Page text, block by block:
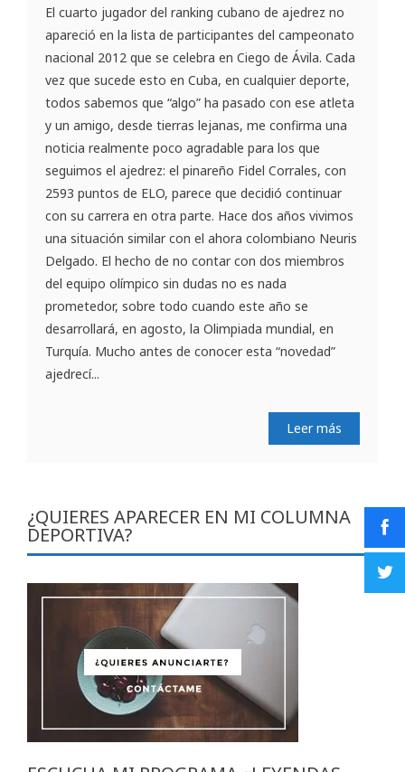
El cuarto jugador del ranking cubano de ajedrez no
apareció en la lista de participantes del campeonato
nacional 2012 que se celebra en Ciego de Ávila. Cada
vez que sucede esto en Cuba, en cualquier deporte,
todos sabemos que “algo” ha pasado con ese atleta
y un amigo, desde tierras lejanas, me confirma una
noticia realmente poco agradable para los que
seguimos el ajedrez: el pinareño Fidel Corrales, con
2593 puntos de ELO, parece que decidió continuar
con su carrera en otra parte. Hace dos años vivimos
una situación similar con el ahora colombiano Neuris
Delgado. El hecho de no contar con dos miembros
del equipo olímpico sin dudas no es nada
prometedor, sobre todo cuando este año se
desarrollará, en agosto, la Olimpiada mundial, en
Turquía. Mucho antes de conocer esta “novedad”
ajedrecí...
Leer más
¿QUIERES APARECER EN MI COLUMNA
DEPORTIVA?